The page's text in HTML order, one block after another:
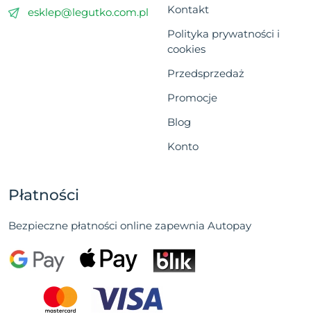
esklep@legutko.com.pl
Kontakt
Polityka prywatności i
cookies
Przedsprzedaż
Promocje
Blog
Konto
Płatności
Bezpieczne płatności online zapewnia Autopay